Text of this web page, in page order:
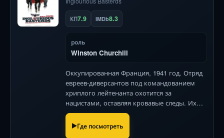
КП7.9 IMDb8.3
роль
Winston Churchill
Оккупированная Франция, 1941 год. Отряд
евреев-диверсантов под командованием
хриплого лейтенанта охотится за
нацистами, оставляя кровавые следы. Их
цель — не просто месть, а
ошеломительная акция, способная
перевернуть ход войны. В центре интриги
Где посмотреть